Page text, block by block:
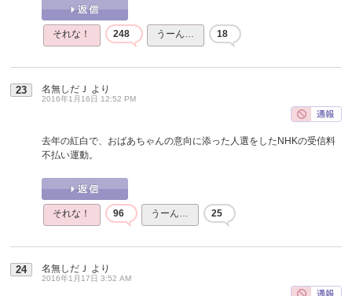
それな！ 248 うーん… 18
23 名無しだＪ より
2016年1月16日 12:52 PM
去年の紅白で、おばあちゃんの意向に添った人選をしたNHKの受信料
不払い運動。
それな！ 96 うーん… 25
24 名無しだＪ より
2016年1月17日 3:52 AM